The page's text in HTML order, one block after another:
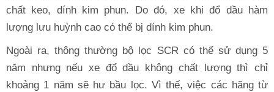
chất keo, dính kim phun. Do đó, xe khi đổ dầu hàm
lượng lưu huỳnh cao có thể bị dính kim phun.
Ngoài ra, thông thường bộ lọc SCR có thể sử dụng 5
năm nhưng nếu xe đổ dầu không chất lượng thì chỉ
khoảng 1 năm sẽ hư bầu lọc. Vì thế, việc các hãng từ